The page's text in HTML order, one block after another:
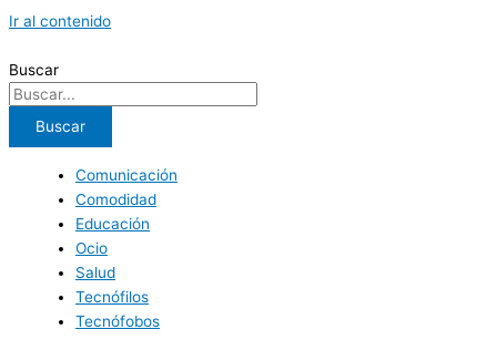
Ir al contenido
Buscar
Buscar
Comunicación
Comodidad
Educación
Ocio
Salud
Tecnófilos
Tecnófobos